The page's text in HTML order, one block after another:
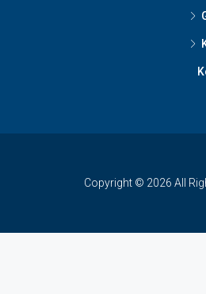
Copyright © 2026 All